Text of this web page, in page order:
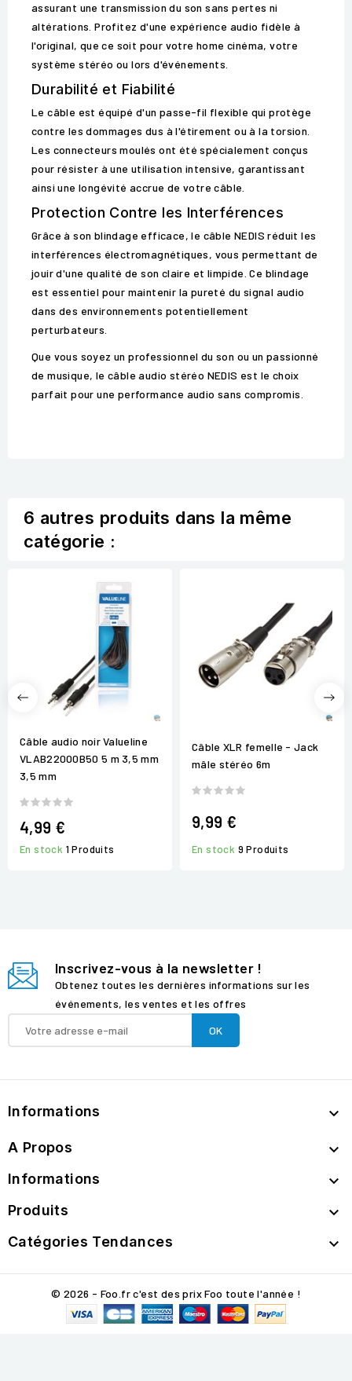
assurant une transmission du son sans pertes ni
altérations. Profitez d'une expérience audio fidèle à
l'original, que ce soit pour votre home cinéma, votre
système stéréo ou lors d'événements.
Durabilité et Fiabilité
Le câble est équipé d'un passe-fil flexible qui protège
contre les dommages dus à l'étirement ou à la torsion.
Les connecteurs moulés ont été spécialement conçus
pour résister à une utilisation intensive, garantissant
ainsi une longévité accrue de votre câble.
Protection Contre les Interférences
Grâce à son blindage efficace, le câble NEDIS réduit les
interférences électromagnétiques, vous permettant de
jouir d'une qualité de son claire et limpide. Ce blindage
est essentiel pour maintenir la pureté du signal audio
dans des environnements potentiellement
perturbateurs.
Que vous soyez un professionnel du son ou un passionné
de musique, le câble audio stéréo NEDIS est le choix
parfait pour une performance audio sans compromis.
6 autres produits dans la même
catégorie :
Câble audio noir Valueline
VLAB22000B50 5 m 3,5 mm
3,5 mm
4,99 €
En stock 1 Produits
Câble XLR femelle - Jack
mâle stéréo 6m
9,99 €
En stock 9 Produits
Inscrivez-vous à la newsletter !
Obtenez toutes les dernières informations sur les
événements, les ventes et les offres
Informations 
A Propos 
Informations 
Produits 
Catégories Tendances 
© 2026 - Foo.fr c'est des prix Foo toute l'année !